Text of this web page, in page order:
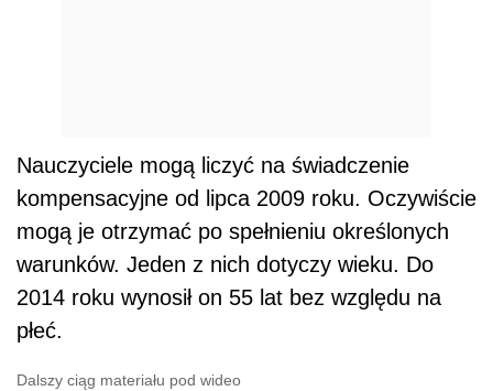
Nauczyciele mogą liczyć na świadczenie
kompensacyjne od lipca 2009 roku. Oczywiście
mogą je otrzymać po spełnieniu określonych
warunków. Jeden z nich dotyczy wieku. Do
2014 roku wynosił on 55 lat bez względu na
płeć.
Dalszy ciąg materiału pod wideo